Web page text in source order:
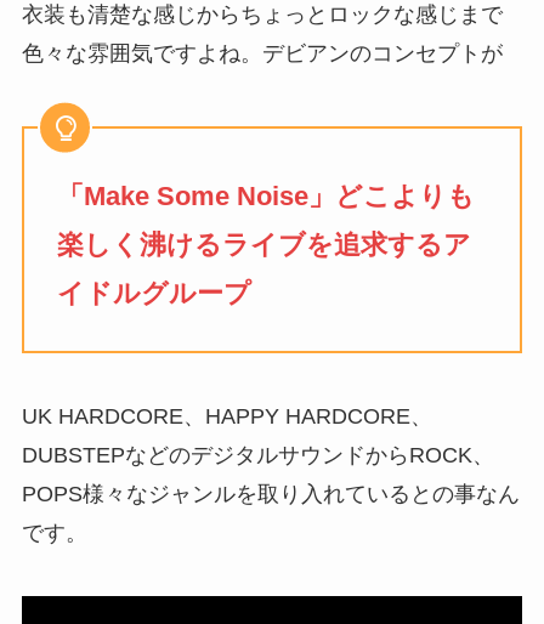
衣装も清楚な感じからちょっとロックな感じまで
色々な雰囲気ですよね。デビアンのコンセプトが
「Make Some Noise」どこよりも
楽しく沸けるライブを追求するア
イドルグループ
UK HARDCORE、HAPPY HARDCORE、
DUBSTEPなどのデジタルサウンドからROCK、
POPS様々なジャンルを取り入れているとの事なん
です。